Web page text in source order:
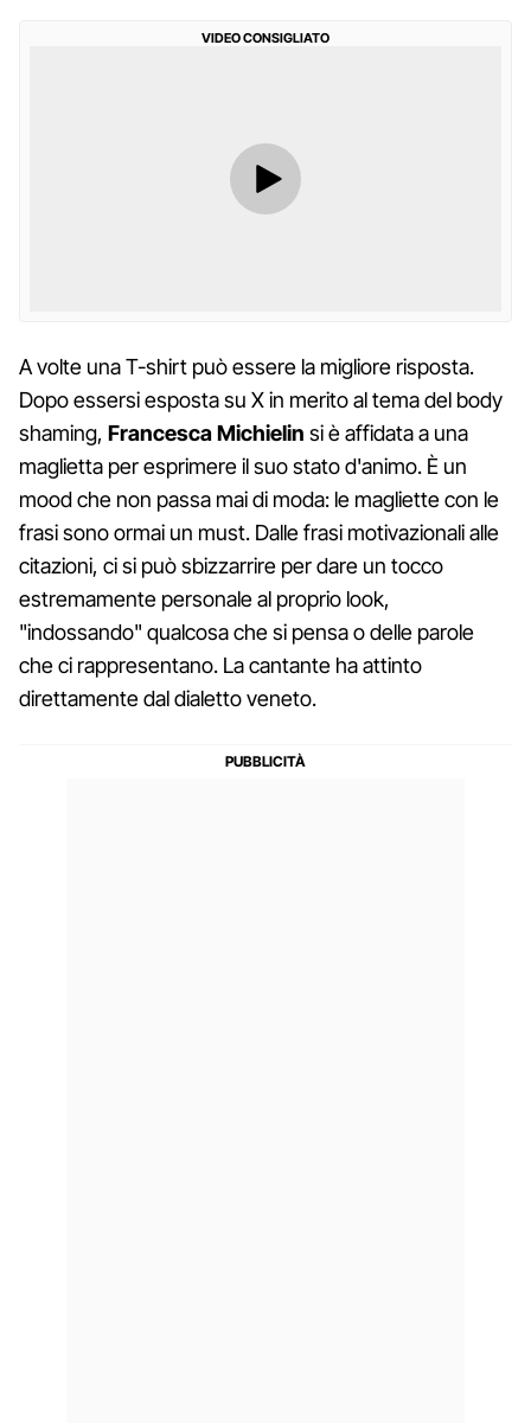
VIDEO CONSIGLIATO
A volte una T-shirt può essere la migliore risposta.
Dopo essersi esposta su X in merito al tema del body
shaming, Francesca Michielin si è affidata a una
maglietta per esprimere il suo stato d'animo. È un
mood che non passa mai di moda: le magliette con le
frasi sono ormai un must. Dalle frasi motivazionali alle
citazioni, ci si può sbizzarrire per dare un tocco
estremamente personale al proprio look,
"indossando" qualcosa che si pensa o delle parole
che ci rappresentano. La cantante ha attinto
direttamente dal dialetto veneto.